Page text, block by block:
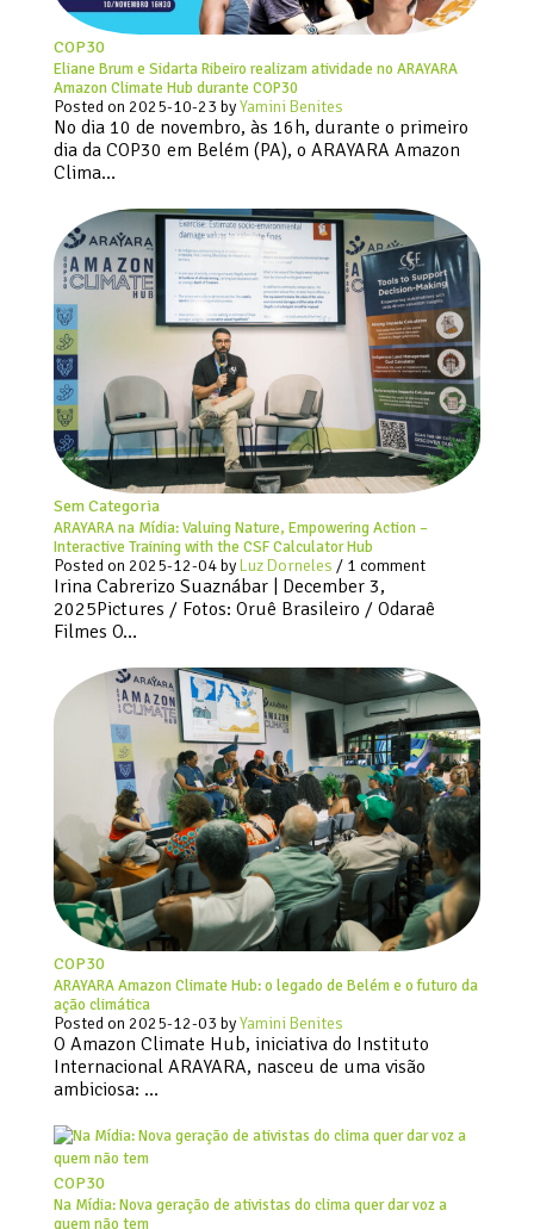
COP30
Eliane Brum e Sidarta Ribeiro realizam atividade no ARAYARA
Amazon Climate Hub durante COP30
Posted on 2025-10-23 byYamini Benites
No dia 10 de novembro, às 16h, durante o primeiro
dia da COP30 em Belém (PA), o ARAYARA Amazon
Clima…
Sem Categoria
ARAYARA na Mídia: Valuing Nature, Empowering Action –
Interactive Training with the CSF Calculator Hub
Posted on 2025-12-04byLuz Dorneles / 1 comment
Irina Cabrerizo Suaznábar | December 3,
2025Pictures / Fotos: Oruê Brasileiro / Odaraê
Filmes O…
COP30
ARAYARA Amazon Climate Hub: o legado de Belém e o futuro da
ação climática
Posted on 2025-12-03 byYamini Benites
O Amazon Climate Hub, iniciativa do Instituto
Internacional ARAYARA, nasceu de uma visão
ambiciosa: …
COP30
Na Mídia: Nova geração de ativistas do clima quer dar voz a
quem não tem